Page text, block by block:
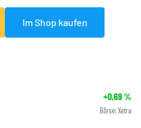
Im Shop kaufen
+0,69%
Börse: Xetra